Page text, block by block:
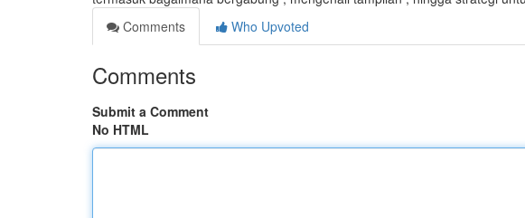
Comments
Who Upvoted
Comments
Submit a Comment
No HTML